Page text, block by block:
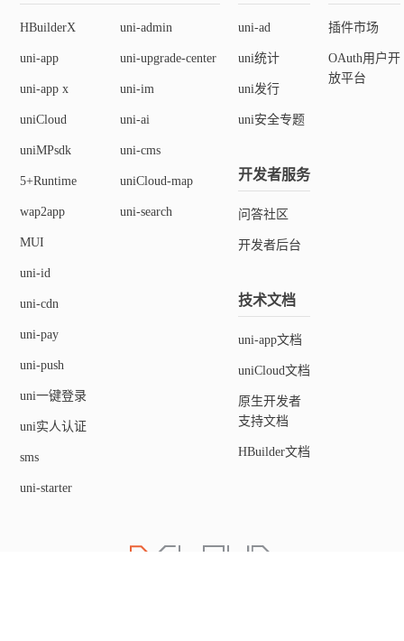
HBuilderX
uni-app
uni-app x
uniCloud
uniMPsdk
5+Runtime
wap2app
MUI
uni-id
uni-cdn
uni-pay
uni-push
uni一键登录
uni实人认证
sms
uni-starter
uni-admin
uni-upgrade-center
uni-im
uni-ai
uni-cms
uniCloud-map
uni-search
uni-ad
uni统计
uni发行
uni安全专题
开发者服务
问答社区
开发者后台
技术文档
uni-app文档
uniCloud文档
原生开发者
支持文档
HBuilder文档
插件市场
OAuth用户开
放平台